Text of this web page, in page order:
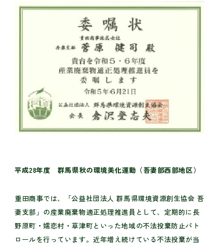
平成28年度 群馬県秋の環境美化運動（吾妻部西部地区）
重田商事では、「公益社団法人 群馬県環境資源創生協会 吾
妻支部」の産業廃棄物適正処理推進員として、定期的に長
野原町・嬬恋村・草津町といった地域の不法投棄防止パト
ロールを行っています。近年増え続けている不法投棄が当